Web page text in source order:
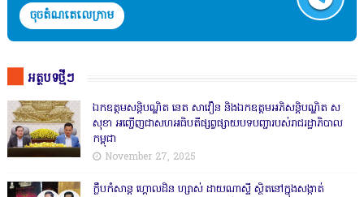
ចុចតំណតេលេក្រាម
អត្ថបទថ្មីៗ
ឯកឧត្តមសន្តិបណ្ឌិត នេត សាវឿន និងឯកឧត្តមអភិសន្តិបណ្ឌិត ស
សុខា អញ្ជើញជាសហអធិបតីផ្សព្វផ្សាយបទបញ្ជារបស់រាជរដ្ឋាភិបាល
កម្ពុជា
November 27, 2025
ក្លឹបកំសាន្ត ហ្គោលដិន ហ្សាស់ ដាយណាស្ទី ស្ថិតនៅក្នុងសង្កាត់